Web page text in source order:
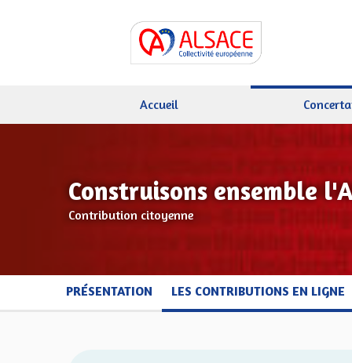
Accueil
Construisons ensemble
Contribution citoyenne
PRÉSENTATION LES CONTRIBUTIONS EN LIGNE